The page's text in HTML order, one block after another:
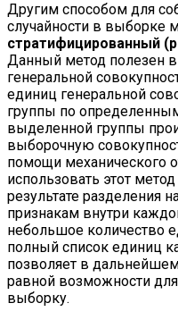
Другим способом для
случайности в выборке
стратифицированный
Данный метод полезен
генеральной
единиц генеральной
группы по
выделенной группы
выборочную
помощи механического
использовать этот
результате разделения
признакам внутри
небольшое количество
полный список единиц
позволяет в
равной возможности
выборку.